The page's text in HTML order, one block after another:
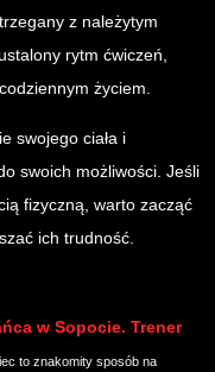
z należytym
rytm ćwiczeń,
życiem.
swojego ciała i
swoich możliwości. Jeśli
fizyczną, warto zacząć
ich trudność.
w Sopocie. Trener
to znakomity sposób na